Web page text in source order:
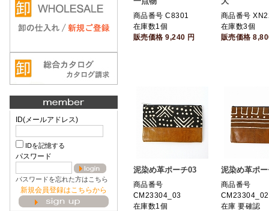
ID(メールアドレス)
IDを記憶する
パスワード
パスワードを忘れた方はこちら
新規会員登録はこちらから
商品番号 C8301
在庫数1個
販売価格9,240 円
商品番号
在庫数3個
販売価格
泥染め革ポーチ03
商品番号
CM23304_03
在庫数1個
泥染め革ポ
商品番号
CM23304_02
在庫 要確認